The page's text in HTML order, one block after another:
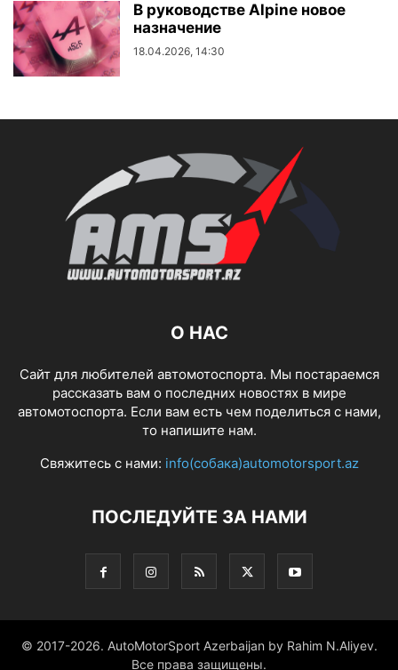
В руководстве Alpine новое
назначение
18.04.2026, 14:30
О НАС
Сайт для любителей автомотоспорта. Мы постараемся
рассказать вам о последних новостях в мире
автомотоспорта. Если вам есть чем поделиться с нами,
то напишите нам.
Свяжитесь с нами: info(собака)automotorsport.az
ПОСЛЕДУЙТЕ ЗА НАМИ
© 2017-2026. AutoMotorSport Azerbaijan by Rahim N.Aliyev.
Все права защищены.